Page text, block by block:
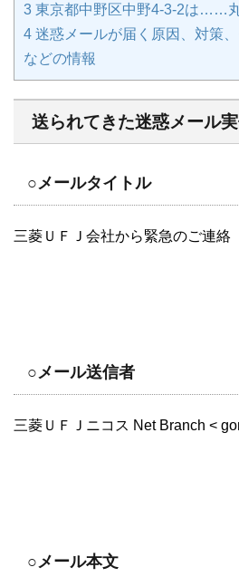
3 東京都中野区中野4-3-2は……
4 迷惑メールが届く原因、対策
などの情報
送られてきた迷惑メール
○メールタイトル
三菱ＵＦＪ会社から緊急のご連絡
○メール送信者
三菱ＵＦＪニコス Net Branch <
○メール本文